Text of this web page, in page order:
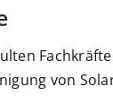
von